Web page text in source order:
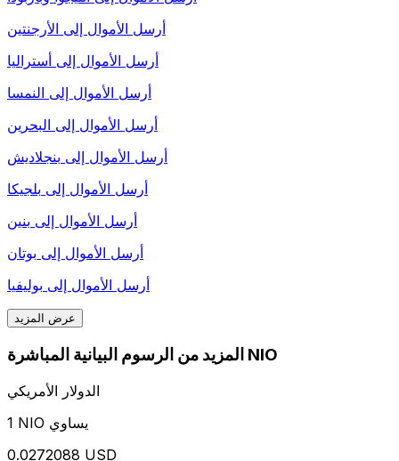
أرسل الأموال إلى الأرجنتين
أرسل الأموال إلى أستراليا
أرسل الأموال إلى النمسا
أرسل الأموال إلى البحرين
أرسل الأموال إلى بنجلاديش
أرسل الأموال إلى بلجيكا
أرسل الأموال إلى بنين
أرسل الأموال إلى بوتان
أرسل الأموال إلى بوليفيا
عرض المزيد
المزيد من الرسوم البيانية المباشرة NIO
الدولار الأمريكي
1 NIO يساوي
0.0272088 USD